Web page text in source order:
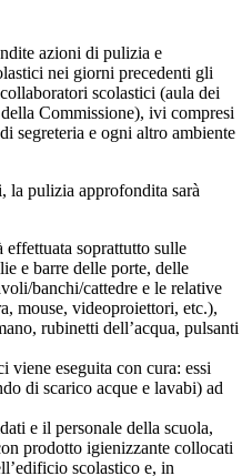
azioni di pulizia e
nei giorni precedenti gli
scolastici (aula dei
Commissione), ivi compresi
segreteria e ogni altro ambiente
la pulizia approfondita sarà
soprattutto sulle
e barre delle porte, delle
banchi/cattedre e le relative
mouse, videoproiettori, etc.),
rubinetti dell’acqua, pulsanti
eseguita con cura: essi
di scarico acque e lavabi) ad
e il personale della scuola,
prodotto igienizzante collocati
scolastico e, in